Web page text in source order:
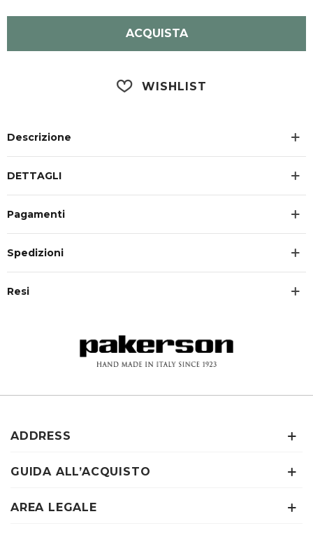
ACQUISTA
WISHLIST
Descrizione
DETTAGLI
Pagamenti
Spedizioni
Resi
ADDRESS
GUIDA ALL’ACQUISTO
AREA LEGALE